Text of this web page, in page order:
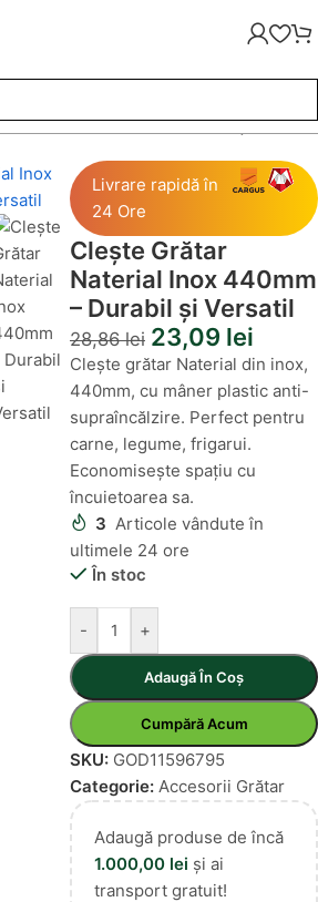
Inox 440mm – Durabil și Versatil
Livrare rapidă în
24 Ore
Clește Grătar
Naterial Inox 440mm
– Durabil și Versatil
28,86lei 23,09 lei
Clește grătar Naterial din inox,
440mm, cu mâner plastic anti-
supraîncălzire. Perfect pentru
carne, legume, frigarui.
Economisește spațiu cu
încuietoarea sa.
3 Articole vândute în
ultimele 24 ore
În stoc
- +
Adaugă În Coș
Cumpără Acum
SKU: GOD11596795
Categorie: Accesorii Grătar
Adaugă produse de încă
1.000,00 lei și ai
transport gratuit!